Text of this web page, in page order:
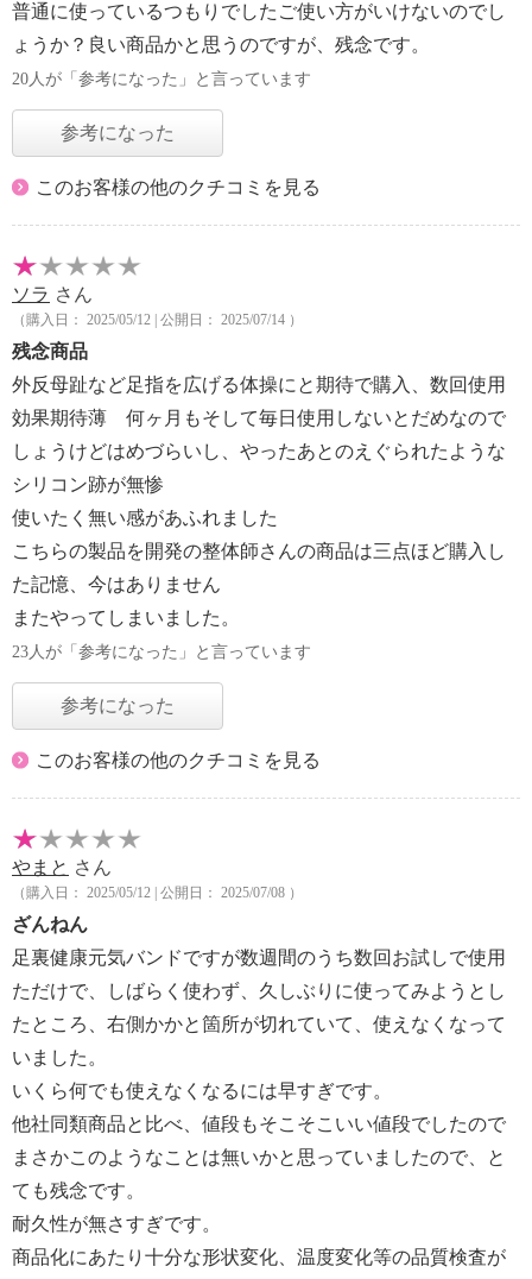
普通に使っているつもりでしたご使い方がいけないのでし
ょうか？良い商品かと思うのですが、残念です。
20人が「参考になった」と言っています
参考になった
このお客様の他のクチコミを見る
ソラ さん
（購入日： 2025/05/12 | 公開日： 2025/07/14 ）
残念商品
外反母趾など足指を広げる体操にと期待で購入、数回使用
効果期待薄 何ヶ月もそして毎日使用しないとだめなので
しょうけどはめづらいし、やったあとのえぐられたような
シリコン跡が無惨
使いたく無い感があふれました
こちらの製品を開発の整体師さんの商品は三点ほど購入し
た記憶、今はありません
またやってしまいました。
23人が「参考になった」と言っています
参考になった
このお客様の他のクチコミを見る
やまと さん
（購入日： 2025/05/12 | 公開日： 2025/07/08 ）
ざんねん
足裏健康元気バンドですが数週間のうち数回お試しで使用
ただけで、しばらく使わず、久しぶりに使ってみようとし
たところ、右側かかと箇所が切れていて、使えなくなって
いました。
いくら何でも使えなくなるには早すぎです。
他社同類商品と比べ、値段もそこそこいい値段でしたので
まさかこのようなことは無いかと思っていましたので、と
ても残念です。
耐久性が無さすぎです。
商品化にあたり十分な形状変化、温度変化等の品質検査が